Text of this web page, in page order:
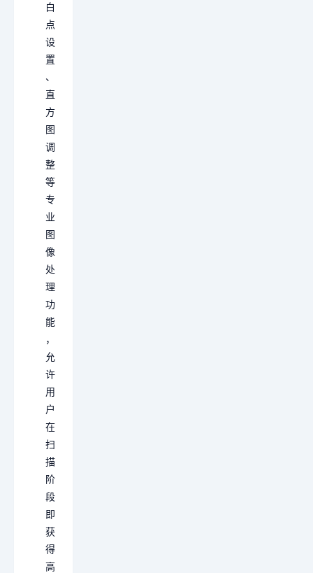
白
点
设
置
、
直
方
图
调
整
等
专
业
图
像
处
理
功
能
，
允
许
用
户
在
扫
描
阶
段
即
获
得
高